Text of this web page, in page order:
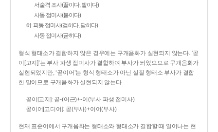
서술격 조사(끝이다, 밭이다)
사동 접미사(붙이다)
히: 피동 접미사(걷히다, 닫히다)
사동 접미사(굳히다)
형식 형태소가 결합하지 않은 경우에는 구개음화가 실현되지 않는다. ‘곧
이[고지]’는 부사 파생 접미사가 결합하여 부사가 되었으므로 구개음화가
실현되었지만, ‘곧이어’는 형식 형태소가 아닌 실질 형태소 부사가 결합
한 말이므로 구개음화가 실현되지 않는다.
곧이[고지]: 곧-­(어근)+­-이(부사 파생 접미사)
곧이어[고디어]: 곧(부사)+이어(부사)
현재 표준어에서 구개음화는 형태소와 형태소가 결합할 때 일어나는 현